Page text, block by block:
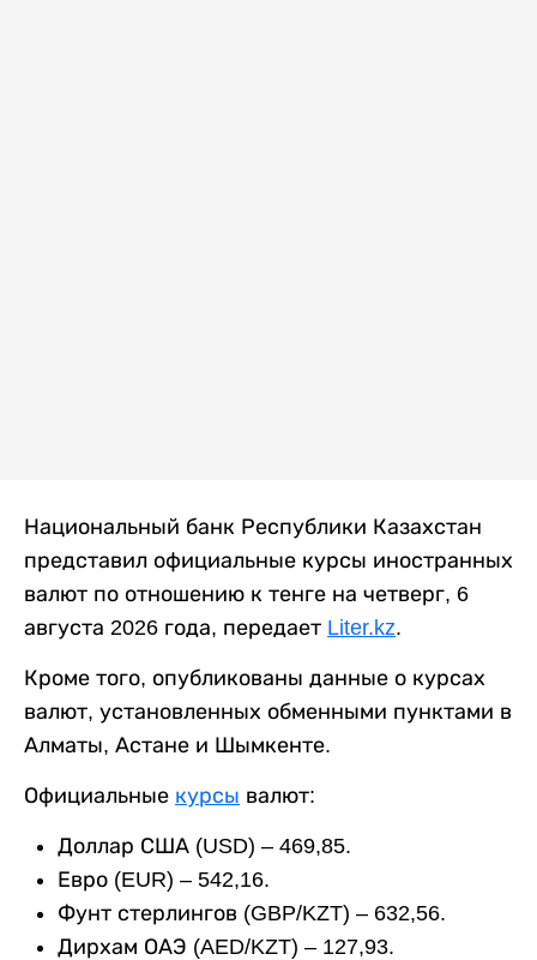
Национальный банк Республики Казахстан
представил официальные курсы иностранных
валют по отношению к тенге на четверг, 6
августа 2026 года, передает Liter.kz.
Кроме того, опубликованы данные о курсах
валют, установленных обменными пунктами в
Алматы, Астане и Шымкенте.
Официальные курсы валют:
Доллар США (USD) – 469,85.
Евро (EUR) – 542,16.
Фунт стерлингов (GBP/KZT) – 632,56.
Дирхам ОАЭ (AED/KZT) – 127,93.